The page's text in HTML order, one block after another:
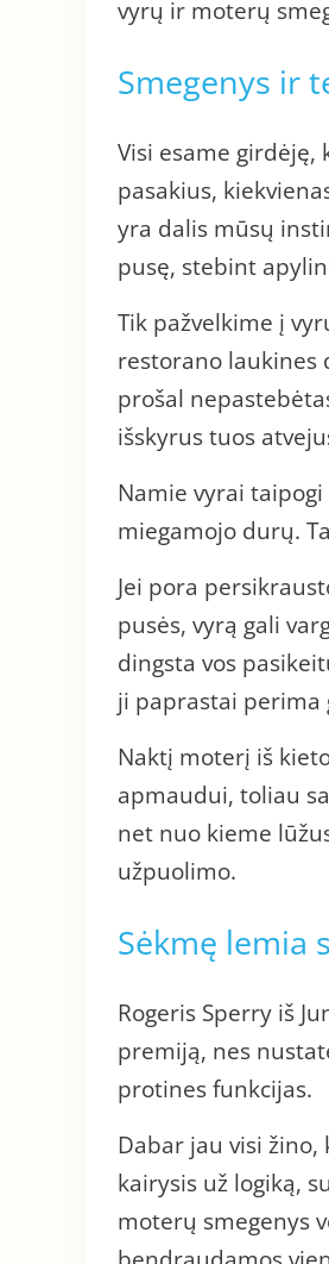
vyrų ir moterų
Smegenys ir
Visi esame girdėję,
pasakius,
yra dalis mūsų
pusę, stebint
Tik pažvelkime į
restorano laukines
prošal
išskyrus tuos
Namie vyrai
miegamojo durų.
Jei pora
pusės, vyrą gali
dingsta vos
ji paprastai perima
Naktį moterį iš
apmaudui, toliau
net nuo kieme
užpuolimo.
Sėkmę lemia
Rogeris Sperry iš
premiją, nes
protines funkcijas.
Dabar jau visi
kairysis už logiką,
moterų smegenys